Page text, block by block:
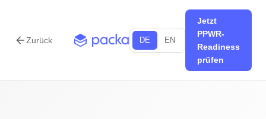
arrow_backZurück DE EN
Jetzt
PPWR-
Readiness
prüfen